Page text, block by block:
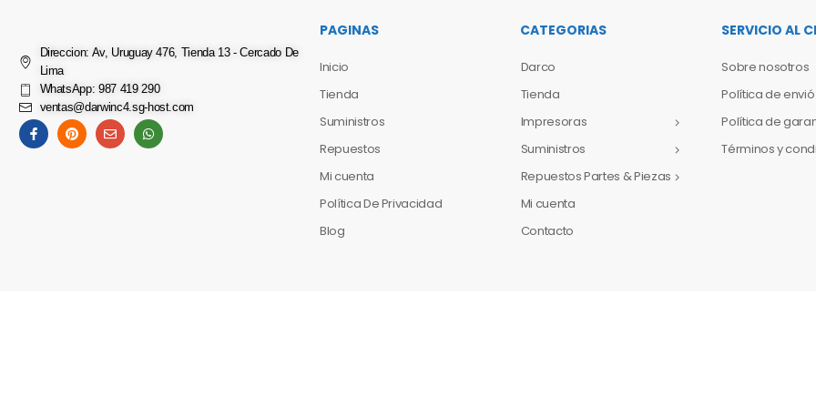
Direccion: Av, Uruguay 476, Tienda 13 - Cercado De
Lima
WhatsApp: 987 419 290
ventas@darwinc4.sg-host.com
PAGINAS
Inicio
Tienda
Suministros
Repuestos
Mi cuenta
Política De Privacidad
Blog
CATEGORIAS
Darco
Tienda
Impresoras
Suministros
Repuestos Partes & Piezas
Mi cuenta
Contacto
SERVICIO AL
Sobre nosotros
Política de envió
Política de
Términos y